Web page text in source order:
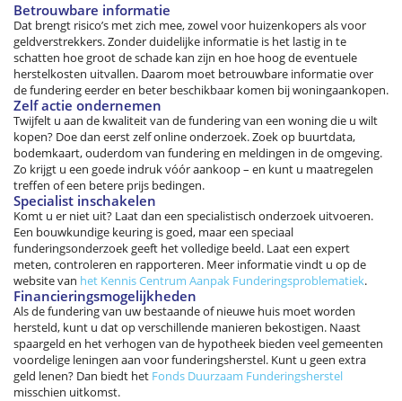
Betrouwbare informatie
Dat brengt risico’s met zich mee, zowel voor huizenkopers als voor
geldverstrekkers. Zonder duidelijke informatie is het lastig in te
schatten hoe groot de schade kan zijn en hoe hoog de eventuele
herstelkosten uitvallen. Daarom moet betrouwbare informatie over
de fundering eerder en beter beschikbaar komen bij woningaankopen.
Zelf actie ondernemen
Twijfelt u aan de kwaliteit van de fundering van een woning die u wilt
kopen? Doe dan eerst zelf online onderzoek. Zoek op buurtdata,
bodemkaart, ouderdom van fundering en meldingen in de omgeving.
Zo krijgt u een goede indruk vóór aankoop – en kunt u maatregelen
treffen of een betere prijs bedingen.
Specialist inschakelen
Komt u er niet uit? Laat dan een specialistisch onderzoek uitvoeren.
Een bouwkundige keuring is goed, maar een speciaal
funderingsonderzoek geeft het volledige beeld. Laat een expert
meten, controleren en rapporteren. Meer informatie vindt u op de
website van het Kennis Centrum Aanpak Funderingsproblematiek.
Financieringsmogelijkheden
Als de fundering van uw bestaande of nieuwe huis moet worden
hersteld, kunt u dat op verschillende manieren bekostigen. Naast
spaargeld en het verhogen van de hypotheek bieden veel gemeenten
voordelige leningen aan voor funderingsherstel. Kunt u geen extra
geld lenen? Dan biedt het Fonds Duurzaam Funderingsherstel
misschien uitkomst.